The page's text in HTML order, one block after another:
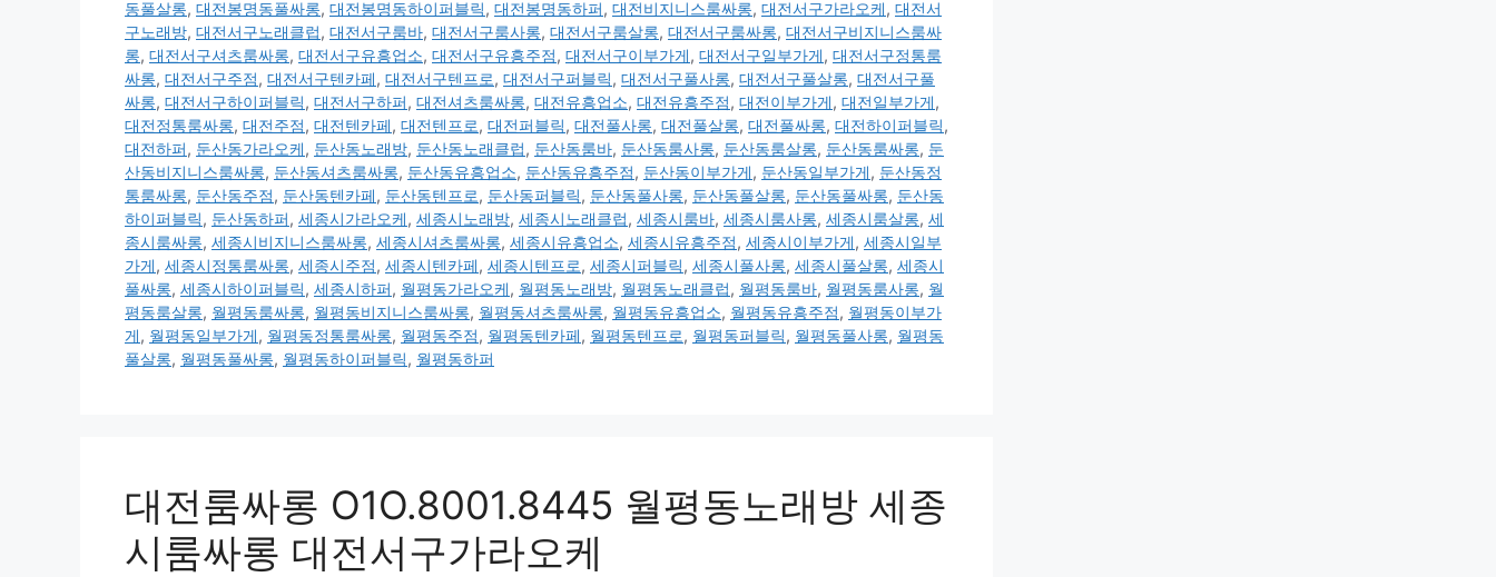
동풀살롱, 대전봉명동풀싸롱, 대전봉명동하이퍼블릭, 대전봉명동하퍼, 대전비지니스룸싸롱, 대전서구가라오케, 대전서
구노래방, 대전서구노래클럽, 대전서구룸바, 대전서구룸사롱, 대전서구룸살롱, 대전서구룸싸롱, 대전서구비지니스룸싸
롱, 대전서구셔츠룸싸롱, 대전서구유흥업소, 대전서구유흥주점, 대전서구이부가게, 대전서구일부가게, 대전서구정통룸
싸롱, 대전서구주점, 대전서구텐카페, 대전서구텐프로, 대전서구퍼블릭, 대전서구풀사롱, 대전서구풀살롱, 대전서구풀
싸롱, 대전서구하이퍼블릭, 대전서구하퍼, 대전셔츠룸싸롱, 대전유흥업소, 대전유흥주점, 대전이부가게, 대전일부가게,
대전정통룸싸롱, 대전주점, 대전텐카페, 대전텐프로, 대전퍼블릭, 대전풀사롱, 대전풀살롱, 대전풀싸롱, 대전하이퍼블릭,
대전하퍼, 둔산동가라오케, 둔산동노래방, 둔산동노래클럽, 둔산동룸바, 둔산동룸사롱, 둔산동룸살롱, 둔산동룸싸롱, 둔
산동비지니스룸싸롱, 둔산동셔츠룸싸롱, 둔산동유흥업소, 둔산동유흥주점, 둔산동이부가게, 둔산동일부가게, 둔산동정
통룸싸롱, 둔산동주점, 둔산동텐카페, 둔산동텐프로, 둔산동퍼블릭, 둔산동풀사롱, 둔산동풀살롱, 둔산동풀싸롱, 둔산동
하이퍼블릭, 둔산동하퍼, 세종시가라오케, 세종시노래방, 세종시노래클럽, 세종시룸바, 세종시룸사롱, 세종시룸살롱, 세
종시룸싸롱, 세종시비지니스룸싸롱, 세종시셔츠룸싸롱, 세종시유흥업소, 세종시유흥주점, 세종시이부가게, 세종시일부
가게, 세종시정통룸싸롱, 세종시주점, 세종시텐카페, 세종시텐프로, 세종시퍼블릭, 세종시풀사롱, 세종시풀살롱, 세종시
풀싸롱, 세종시하이퍼블릭, 세종시하퍼, 월평동가라오케, 월평동노래방, 월평동노래클럽, 월평동룸바, 월평동룸사롱, 월
평동룸살롱, 월평동룸싸롱, 월평동비지니스룸싸롱, 월평동셔츠룸싸롱, 월평동유흥업소, 월평동유흥주점, 월평동이부가
게, 월평동일부가게, 월평동정통룸싸롱, 월평동주점, 월평동텐카페, 월평동텐프로, 월평동퍼블릭, 월평동풀사롱, 월평동
풀살롱, 월평동풀싸롱, 월평동하이퍼블릭, 월평동하퍼
대전룸싸롱 O1O.8001.8445 월평동노래방 세종
시룸싸롱 대전서구가라오케